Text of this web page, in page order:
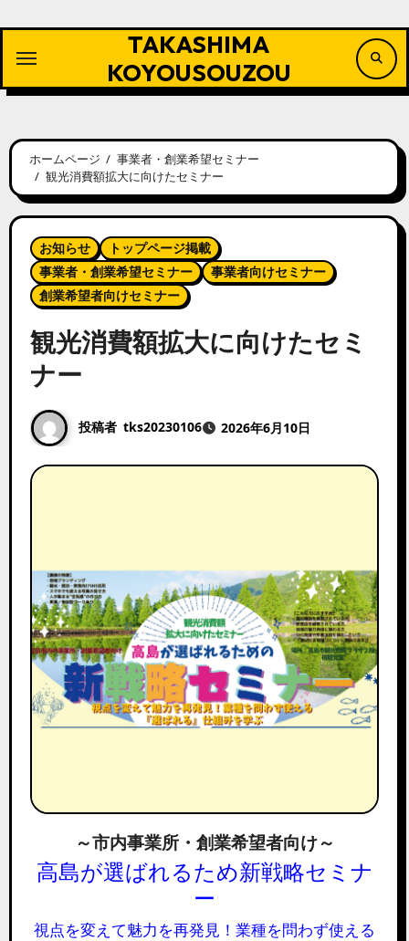
容
ッ
TAKASHIMA
KOYOUSOUZOU
ホームページ
事業者・創業希望セミナー
観光消費額拡大に向けたセミナー
お知らせ
トップページ掲載
事業者・創業希望セミナー
事業者向けセミナー
創業希望者向けセミナー
観光消費額拡大に向けたセミ
ナー
投稿者 tks20230106 2026年6月10日
～市内事業所・創業希望者向け～
高島が選ばれるため新戦略セミナ
ー
視点を変えて魅力を再発見！業種を問わず使える